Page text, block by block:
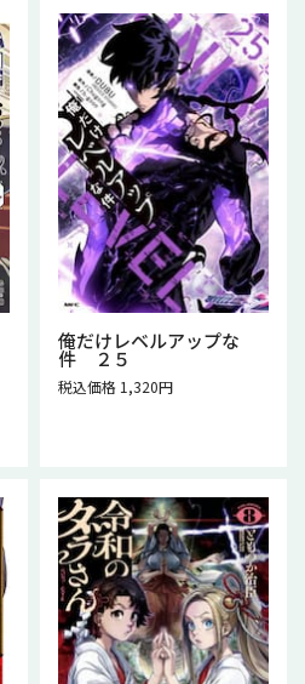
俺だけレベルアップな
件 ２５
税込価格 1,320円